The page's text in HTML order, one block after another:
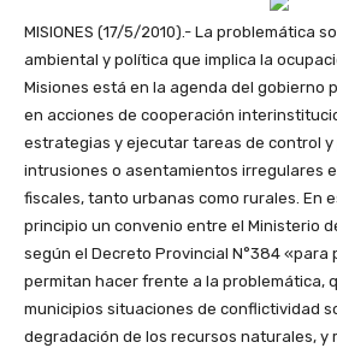
MISIONES (17/5/2010).- La problemática
ambiental y política que implica la
Misiones está en la agenda del gobierno
en acciones de cooperación
estrategias y ejecutar tareas de control
intrusiones o asentamientos irregulares
fiscales, tanto urbanas como rurales. En
principio un convenio entre el Ministerio
según el Decreto Provincial N°384 «para
permitan hacer frente a la problemática,
municipios situaciones de conflictividad
degradación de los recursos naturales, y